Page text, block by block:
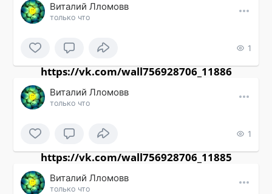
Виталий Лломовв
только что
1
https://vk.com/wall756928706_11886
Виталий Лломовв
только что
1
https://vk.com/wall756928706_11885
Виталий Лломовв
только что